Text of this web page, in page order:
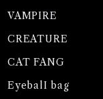
VAMPIRE
CREATURE
CAT FANG
EyebalI bag